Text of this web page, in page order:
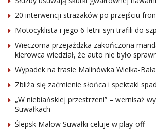
20 interwencji strażaków po przejściu
Motocyklista i jego 6-letni syn trafili do
Wieczorna przejażdżka zakończona
kierowca wiedział, że auto nie było
Wypadek na trasie Malinówka Wielka-
Zbliża się zaćmienie słońca i spektakl
„W niebiańskiej przestrzeni” – wernisaż
Suwałkach
Ślepsk Malow Suwałki celuje w play-off